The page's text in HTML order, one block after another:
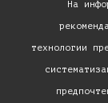
На
технологии